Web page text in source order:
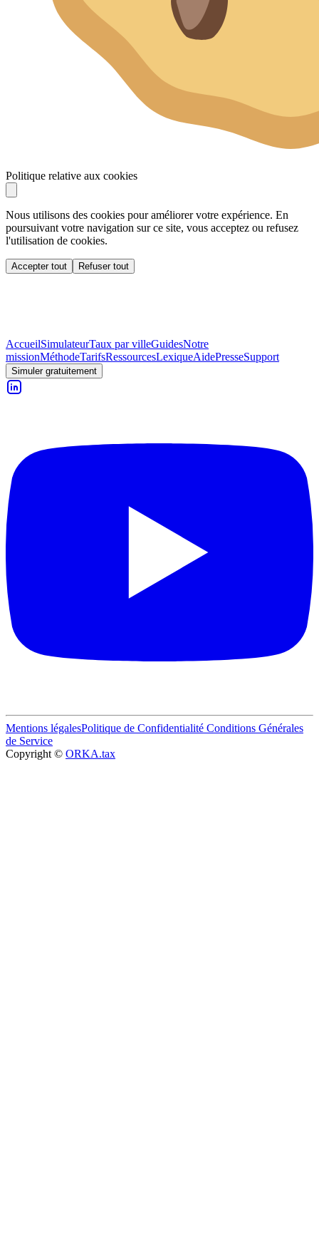
Politique relative aux cookies
Nous utilisons des cookies pour améliorer votre expérience. En
poursuivant votre navigation sur ce site, vous acceptez ou refusez
l'utilisation de cookies.
Accepter tout Refuser tout
AccueilSimulateurTaux par villeGuidesNotre
missionMéthodeTarifsRessourcesLexiqueAidePresseSupport
Simuler gratuitement
Mentions légalesPolitique de Confidentialité Conditions Générales
de Service
Copyright © ORKA.tax